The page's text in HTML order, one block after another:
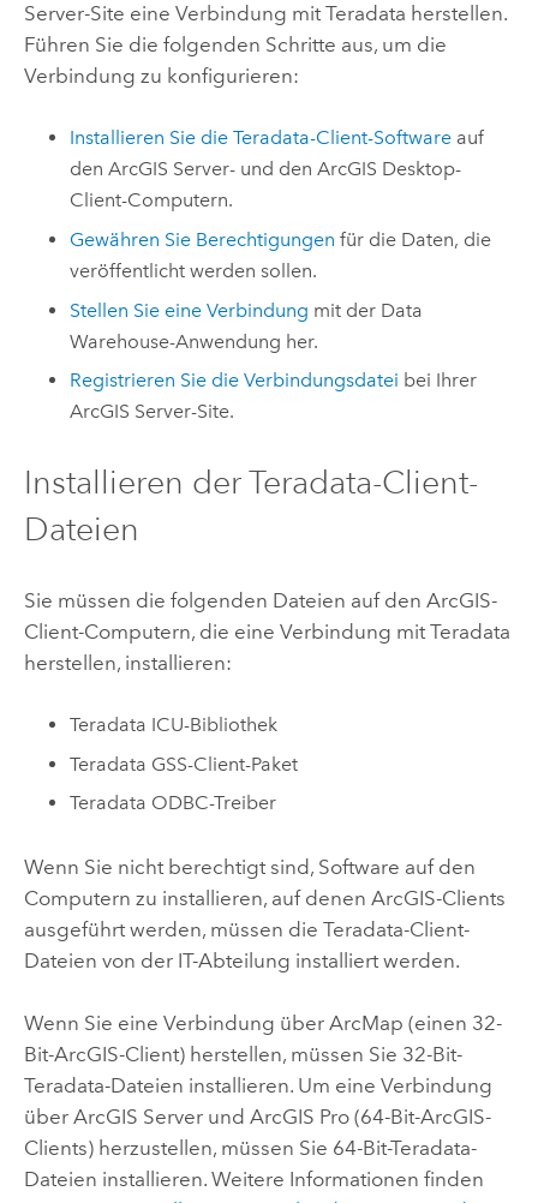
Server-Site eine Verbindung mit Teradata herstellen.
Führen Sie die folgenden Schritte aus, um die
Verbindung zu konfigurieren:
Installieren Sie dieTeradata-Client-Software auf
denArcGIS Server- und denArcGIS Desktop-
Client-Computern.
Gewähren Sie Berechtigungen für die Daten, die
veröffentlicht werden sollen.
Stellen Sie eine Verbindung mit der Data
Warehouse-Anwendung her.
Registrieren Sie die Verbindungsdatei bei Ihrer
ArcGIS Server-Site.
Installieren derTeradata-Client-
Dateien
Sie müssen die folgenden Dateien auf den ArcGIS-
Client-Computern, die eine Verbindung mit Teradata
herstellen, installieren:
Teradata ICU-Bibliothek
Teradata GSS-Client-Paket
Teradata ODBC-Treiber
Wenn Sie nicht berechtigt sind, Software auf den
Computern zu installieren, auf denen ArcGIS-Clients
ausgeführt werden, müssen die Teradata-Client-
Dateien von der IT-Abteilung installiert werden.
Wenn Sie eine Verbindung über ArcMap (einen 32-
Bit-ArcGIS-Client) herstellen, müssen Sie 32-Bit-
Teradata-Dateien installieren. Um eine Verbindung
über ArcGIS Serverund ArcGIS Pro(64-Bit-ArcGIS-
Clients) herzustellen, müssen Sie 64-Bit-Teradata-
Dateien installieren. Weitere Informationen finden